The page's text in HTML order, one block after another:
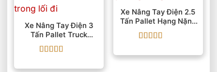
Xe Nâng Tay Điện 3
Tấn Pallet Truck
RPL301 Pin 24 V Li-Ion
hạng55 sao
Xe Nâng Tay Điện 2.5
Tấn Pallet Hạng Nặng
RPL251 Pin Li-Ion 24V
hạng55 sao